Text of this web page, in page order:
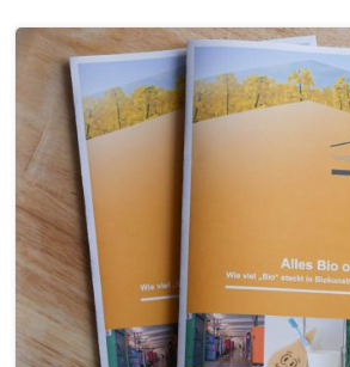
BHKW-
Wärme
bei
Biogasanlagen
immer
mehr"